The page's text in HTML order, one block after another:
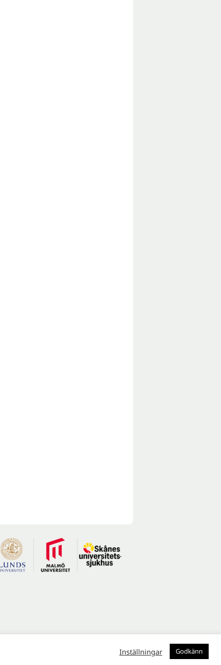
Inställningar Godkänn